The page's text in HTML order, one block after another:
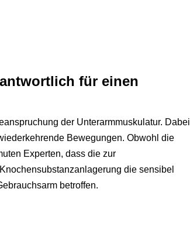
für einen
der Unterarmmuskulatur. Dabei
Bewegungen. Obwohl die
Experten, dass die zur
die sensibel
betroffen.